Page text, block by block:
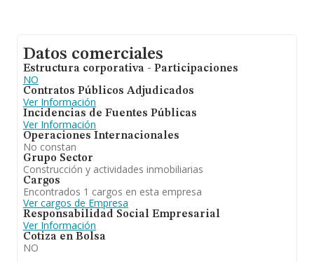
Datos comerciales
Estructura corporativa - Participaciones
NO
Contratos Públicos Adjudicados
Ver Información
Incidencias de Fuentes Públicas
Ver Información
Operaciones Internacionales
No constan
Grupo Sector
Construcción y actividades inmobiliarias
Cargos
Encontrados 1 cargos en esta empresa
Ver cargos de Empresa
Responsabilidad Social Empresarial
Ver Información
Cotiza en Bolsa
NO